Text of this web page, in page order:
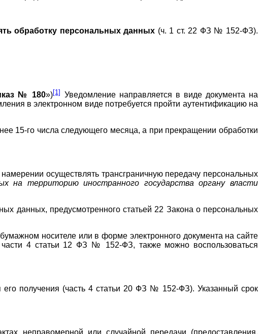
обработку персональных данных (ч. 1 ст. 22 ФЗ № 152-ФЗ).
№ 180»)[1] Уведомление направляется в виде документа на
в электронном виде потребуется пройти аутентификацию на
15-го числа следующего месяца, а при прекращении обработки
осуществлять трансграничную передачу персональных
на территорию иностранного государства органу власти
данных, предусмотренного статьей 22 Закона о персональных
носителе или в форме электронного документа на сайте
4 статьи 12 ФЗ № 152-ФЗ, также можно воспользоваться
получения (часть 4 статьи 20 ФЗ № 152-ФЗ). Указанный срок
неправомерной или случайной передачи (предоставления,